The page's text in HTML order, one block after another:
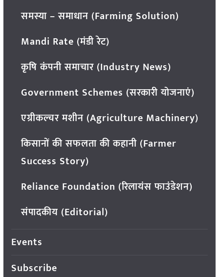
समस्या – समाधान (Farming Solution)
Mandi Rate (मंडी रेट)
कृषि कंपनी समाचार (Industry News)
Government Schemes (सरकारी योजनाएं)
एग्रीकल्चर मशीन (Agriculture Machinery)
किसानों की सफलता की कहानी (Farmer
Success Story)
Reliance Foundation (रिलायंस फाउंडेशन)
संपादकीय (Editorial)
Events
Subscribe